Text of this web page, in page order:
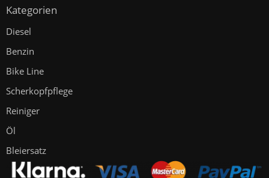
Kategorien
Diesel
Benzin
Bike Line
Scherkopfpflege
Reiniger
Öl
Bleiersatz